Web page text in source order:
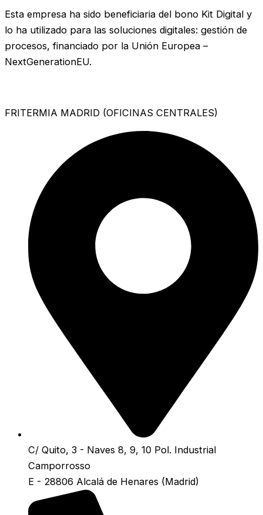
Esta empresa ha sido beneficiaria del bono Kit Digital y
lo ha utilizado para las soluciones digitales: gestión de
procesos, financiado por la Unión Europea –
NextGenerationEU.
FRITERMIA MADRID (OFICINAS CENTRALES)
C/ Quito, 3 - Naves 8, 9, 10 Pol. Industrial
Camporrosso
E - 28806 Alcalá de Henares (Madrid)